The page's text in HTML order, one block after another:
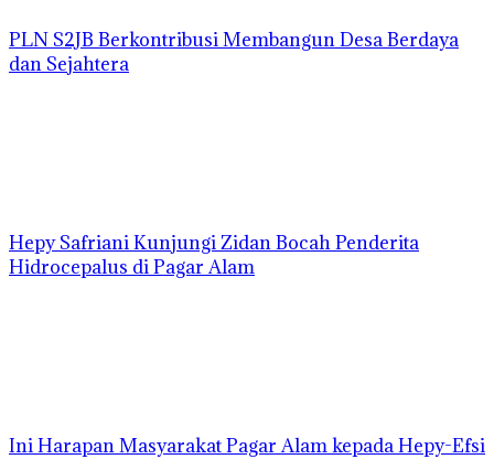
PLN S2JB Berkontribusi Membangun Desa Berdaya
dan Sejahtera
Hepy Safriani Kunjungi Zidan Bocah Penderita
Hidrocepalus di Pagar Alam
Ini Harapan Masyarakat Pagar Alam kepada Hepy-Efsi